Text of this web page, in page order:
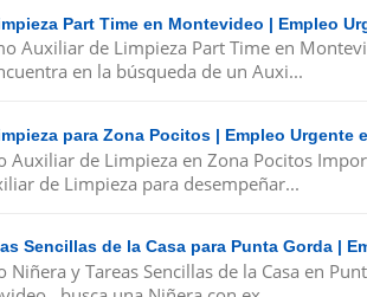
Part Time en Montevideo | Empleo
Auxiliar de Limpieza Part Time en
en la búsqueda de un Auxi...
para Zona Pocitos | Empleo Urgente
Auxiliar de Limpieza en Zona Pocitos
de Limpieza para desempeñar...
Sencillas de la Casa para Punta Gorda |
Niñera y Tareas Sencillas de la Casa en